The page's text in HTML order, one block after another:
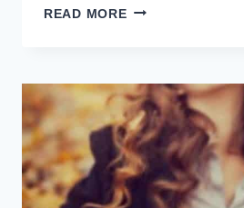
READ MOREKAKVU